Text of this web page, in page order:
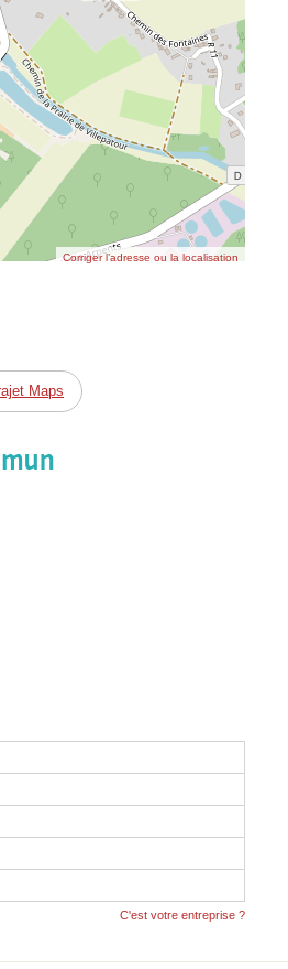
Corriger l’adresse ou la localisation
Maps
C'est votre entreprise ?